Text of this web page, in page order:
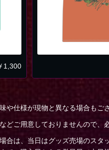
1,300
や仕様が現物と異なる場合もご
どご用意しておりませんので、
合は、当日はグッズ売場のス